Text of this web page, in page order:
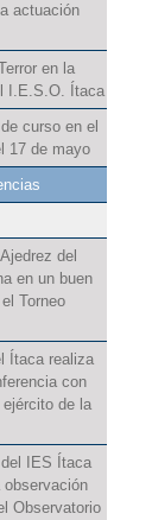
actuación
en la
I.E.S.O. Ítaca
curso en el
17 de mayo
del
en un buen
Torneo
Ítaca realiza
con
de la
IES Ítaca
Observatorio